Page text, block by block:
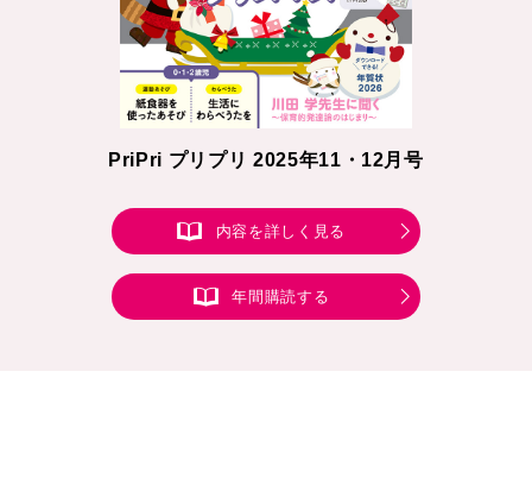
PriPri プリプリ 2025年11・12月号
内容を詳しく見る
年間購読する